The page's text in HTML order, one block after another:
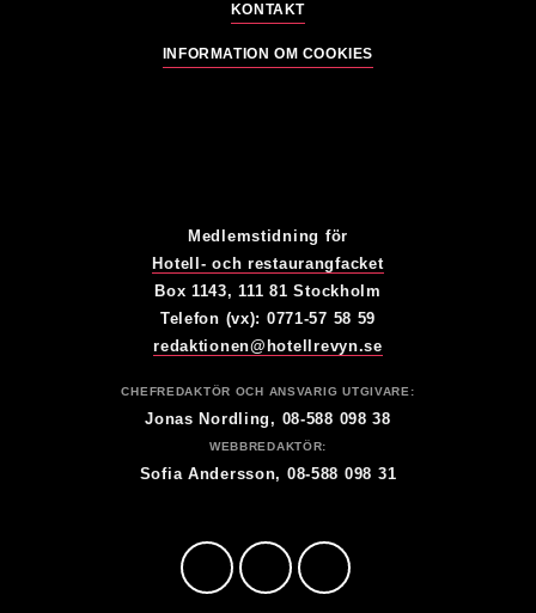
KONTAKT
INFORMATION OM COOKIES
Medlemstidning för
Hotell- och restaurangfacket
Box 1143, 111 81 Stockholm
Telefon (vx): 0771-57 58 59
redaktionen@hotellrevyn.se
CHEFREDAKTÖR OCH ANSVARIG UTGIVARE:
Jonas Nordling, 08-588 098 38
WEBBREDAKTÖR:
Sofia Andersson, 08-588 098 31